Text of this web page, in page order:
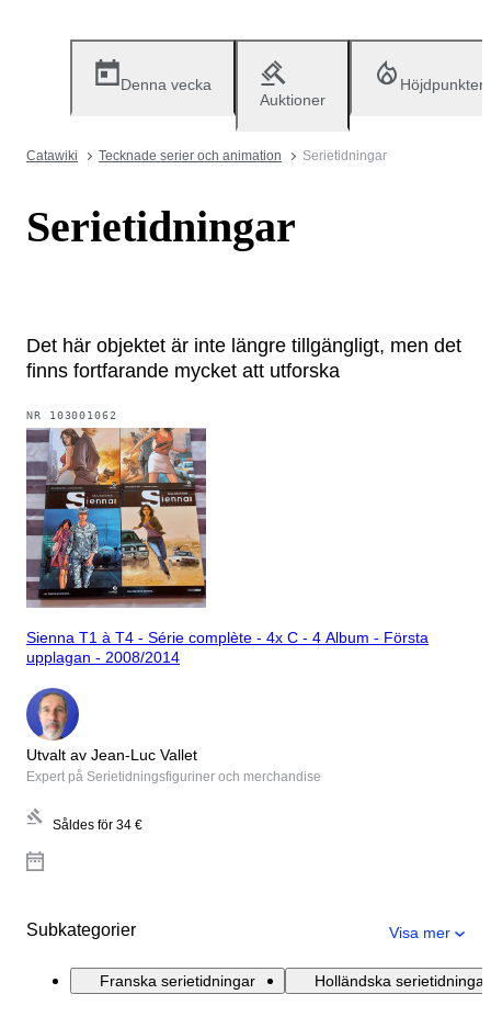
Denna vecka
Auktioner
Höjdpunkter
Catawiki Tecknade serier och animation Serietidningar
Serietidningar
Det här objektet är inte längre tillgängligt, men det
finns fortfarande mycket att utforska
NR 103001062
Sienna T1 à T4 - Série complète - 4x C - 4 Album - Första
upplagan - 2008/2014
Utvalt av Jean-Luc Vallet
Expert på Serietidningsfiguriner och merchandise
Såldes för 34 €
Subkategorier Visa mer
Franska serietidningar Holländska serietidningar